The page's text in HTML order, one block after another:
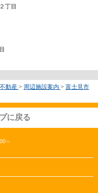
丁目
動産 > 周辺施設案内 > 富士見市
に戻る
～